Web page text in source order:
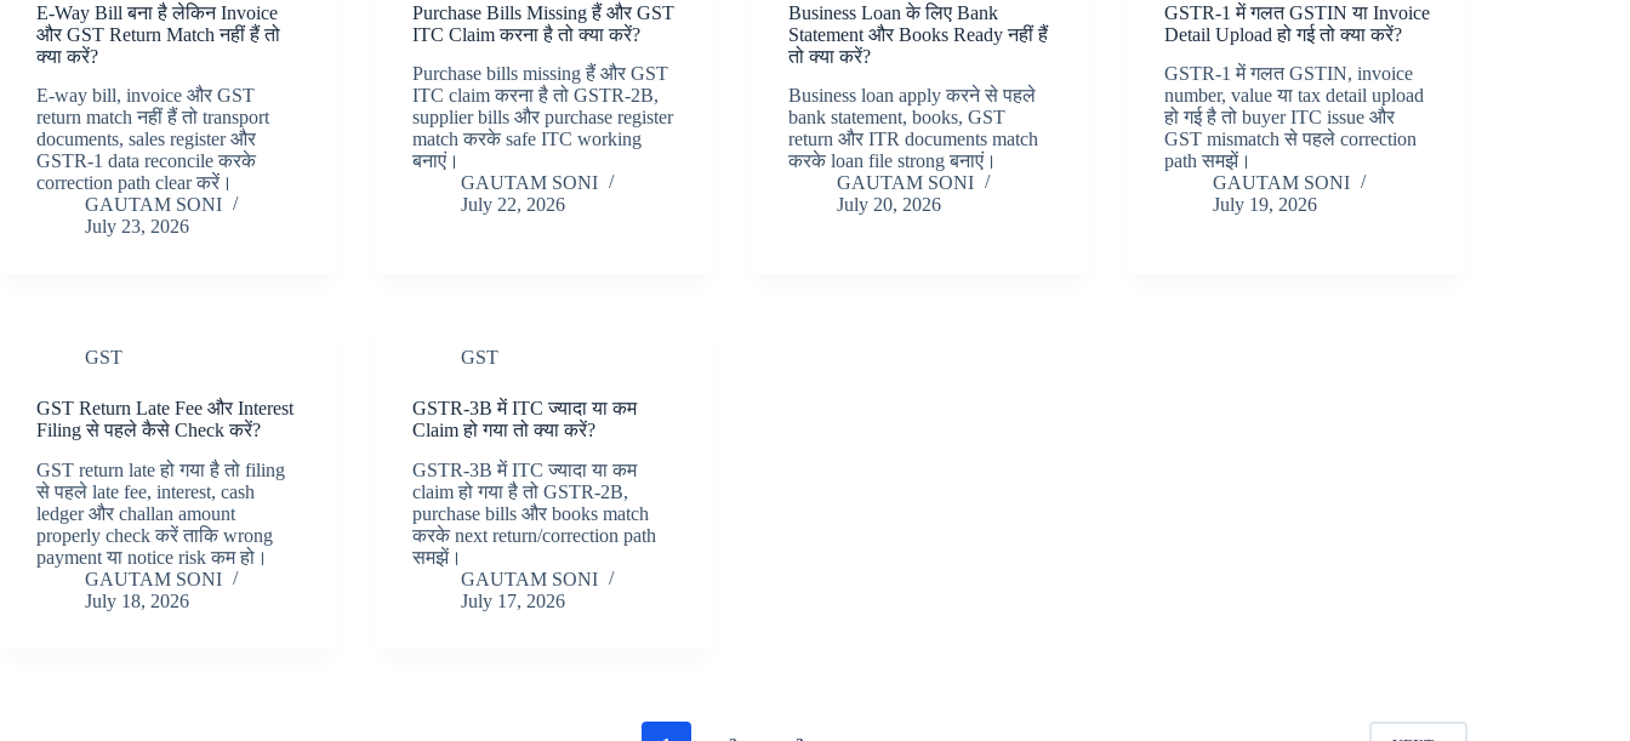
E-Way Bill बना है लेकिन Invoice
और GST Return Match नहीं हैं तो
क्या करें?
E-way bill, invoice और GST
return match नहीं हैं तो transport
documents, sales register और
GSTR-1 data reconcile करके
correction path clear करें।
GAUTAM SONI
July 23, 2026
Purchase Bills Missing हैं और GST
ITC Claim करना है तो क्या करें?
Purchase bills missing हैं और GST
ITC claim करना है तो GSTR-2B,
supplier bills और purchase register
match करके safe ITC working
बनाएं।
GAUTAM SONI
July 22, 2026
Business Loan के लिए Bank
Statement और Books Ready नहीं हैं
तो क्या करें?
Business loan apply करने से पहले
bank statement, books, GST
return और ITR documents match
करके loan file strong बनाएं।
GAUTAM SONI
July 20, 2026
GSTR-1 में गलत GSTIN या Invoice
Detail Upload हो गई तो क्या करें?
GSTR-1 में गलत GSTIN, invoice
number, value या tax detail upload
हो गई है तो buyer ITC issue और
GST mismatch से पहले correction
path समझें।
GAUTAM SONI
July 19, 2026
GST
GST Return Late Fee और Interest
Filing से पहले कैसे Check करें?
GST return late हो गया है तो filing
से पहले late fee, interest, cash
ledger और challan amount
properly check करें ताकि wrong
payment या notice risk कम हो।
GAUTAM SONI
July 18, 2026
GST
GSTR-3B में ITC ज्यादा या कम
Claim हो गया तो क्या करें?
GSTR-3B में ITC ज्यादा या कम
claim हो गया है तो GSTR-2B,
purchase bills और books match
करके next return/correction path
समझें।
GAUTAM SONI
July 17, 2026